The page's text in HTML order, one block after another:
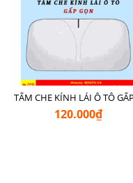
120.000₫